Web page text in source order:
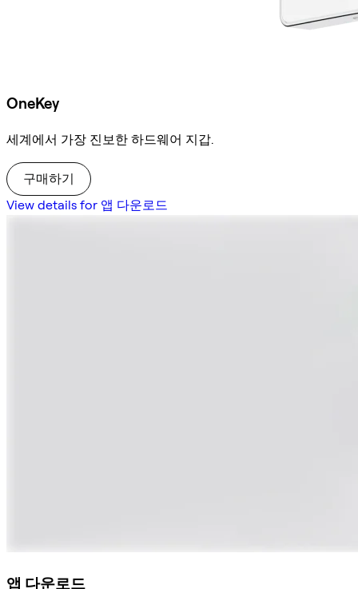
OneKey
세계에서 가장 진보한 하드웨어 지갑.
구매하기
View details for 앱 다운로드
앱 다운로드